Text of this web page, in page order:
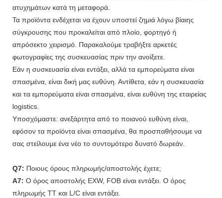
ατυχημάτων κατά τη μεταφορά.
Τα προϊόντα ενδέχεται να έχουν υποστεί ζημιά λόγω βίαιης
σύγκρουσης που προκαλείται από πλοίο, φορτηγό ή
απρόσεκτο χειρισμό. Παρακαλούμε τραβήξτε αρκετές
φωτογραφίες της συσκευασίας πριν την ανοίξετε.
Εάν η συσκευασία είναι εντάξει, αλλά τα εμπορεύματα είναι
σπασμένα, είναι δική μας ευθύνη. Αντίθετα, εάν η συσκευασία
και τα εμπορεύματα είναι σπασμένα, είναι ευθύνη της εταιρείας
logistics.
Υποσχόμαστε: ανεξάρτητα από το ποιανού ευθύνη είναι,
εφόσον τα προϊόντα είναι σπασμένα, θα προσπαθήσουμε να
σας στείλουμε ένα νέο το συντομότερο δυνατό δωρεάν.
Q7: Ποιους όρους πληρωμής/αποστολής έχετε;
A7: Ο όρος αποστολής EXW, FOB είναι εντάξει. Ο όρος
πληρωμής TT και L/C είναι εντάξει.